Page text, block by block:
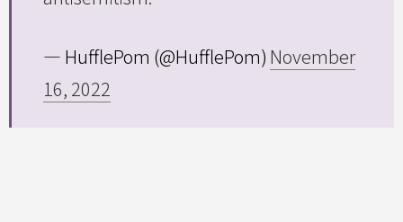
— HufflePom (@HufflePom) November
16, 2022